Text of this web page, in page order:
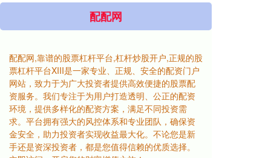
配配网
配配网,靠谱的股票杠杆平台,杠杆炒股开户,正规的股
票杠杆平台XIII‌是一家专业、正规、安全的配资门户
网站，致力于为广大投资者提供高效便捷的股票配
资服务。我们专注于为用户打造透明、公正的配资
环境，提供多样化的配资方案，满足不同投资需
求。平台拥有强大的风控体系和专业团队，确保资
金安全，助力投资者实现收益最大化。不论您是新
手还是资深投资者，都是您值得信赖的优质选择。